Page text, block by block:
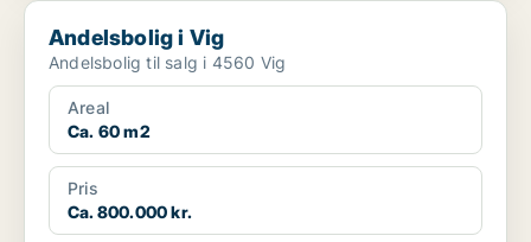
Andelsbolig i Vig
Andelsbolig i Vig
Andelsbolig til salg i 4560 Vig
Areal
Ca. 60 m2
Pris
Ca. 800.000 kr.